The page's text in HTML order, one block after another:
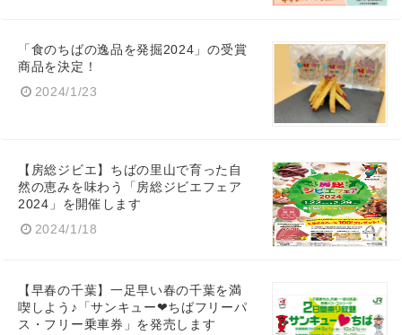
「食のちばの逸品を発掘2024」の受賞
商品を決定！
2024/1/23
【房総ジビエ】ちばの里山で育った自
然の恵みを味わう「房総ジビエフェア
2024」を開催します
2024/1/18
【早春の千葉】一足早い春の千葉を満
喫しよう♪「サンキュー❤ちばフリーパ
ス・フリー乗車券」を発売します